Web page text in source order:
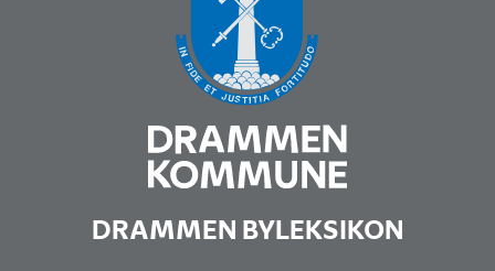
DRAMMEN BYLEKSIKON